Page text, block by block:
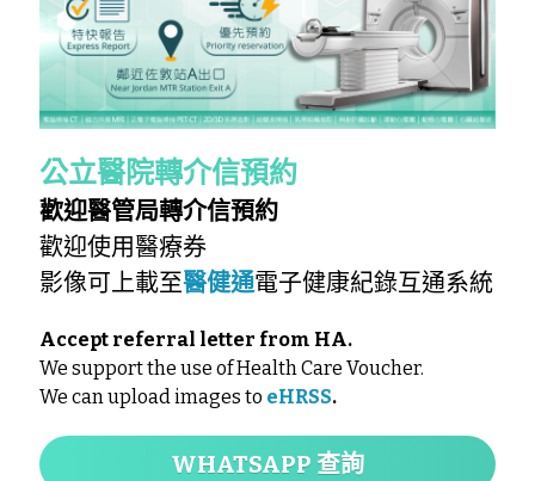
公立醫院轉介信預約
歡迎醫管局轉介信預約
歡迎使用醫療券
影像可上載至醫健通電子健康紀錄互通系統
Accept referral letter from HA.
We support the use of Health Care Voucher.
We can upload images to eHRSS.
WHATSAPP 查詢